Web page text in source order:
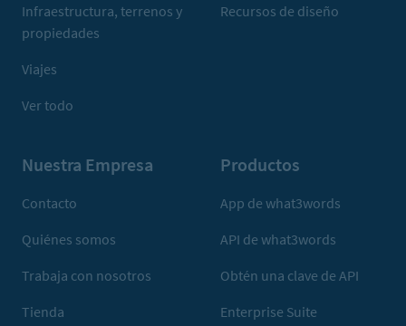
Infraestructura, terrenos y
propiedades
Viajes
Ver todo
Recursos de diseño
Nuestra Empresa
Contacto
Quiénes somos
Trabaja con nosotros
Tienda
Productos
App de what3words
API de what3words
Obtén una clave de API
Enterprise Suite